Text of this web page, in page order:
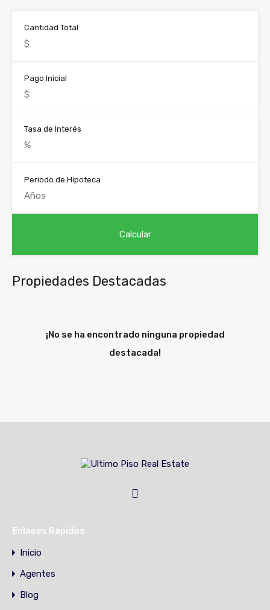
Cantidad Total
Pago Inicial
Tasa de Interés
Periodo de Hipoteca
Propiedades Destacadas
¡No se ha encontrado ninguna propiedad
destacada!
Enlaces Rápidos
Inicio
Agentes
Blog